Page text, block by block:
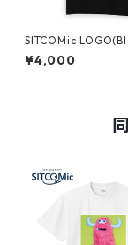
SITCOMic
¥4,000